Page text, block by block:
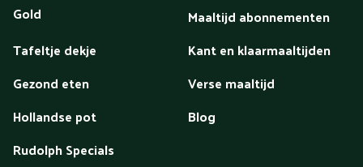
Gold
Maaltijd abonnementen
Tafeltje dekje
Kant en klaarmaaltijden
Gezond eten
Verse maaltijd
Hollandse pot
Blog
Rudolph Specials